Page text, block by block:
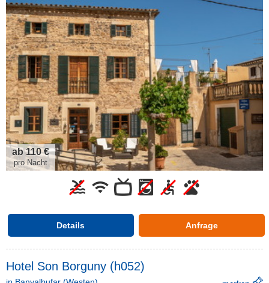
ab 110 €
pro Nacht
Details Anfrage
Hotel Son Borguny (h052)